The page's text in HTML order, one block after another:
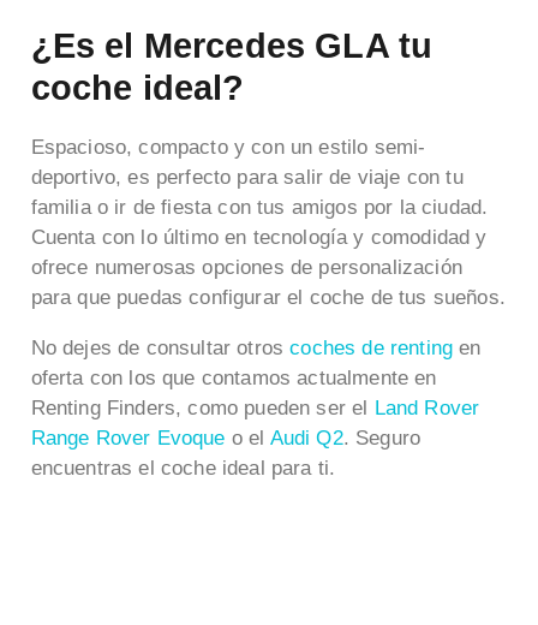
¿Es el Mercedes GLA tu
coche ideal?
Espacioso, compacto y con un estilo semi-
deportivo, es perfecto para salir de viaje con tu
familia o ir de fiesta con tus amigos por la ciudad.
Cuenta con lo último en tecnología y comodidad y
ofrece numerosas opciones de personalización
para que puedas configurar el coche de tus sueños.
No dejes de consultar otroscoches de renting en
oferta con los que contamos actualmente en
Renting Finders, como pueden ser el Land Rover
Range Rover Evoque o el Audi Q2. Seguro
encuentras el coche ideal para ti.